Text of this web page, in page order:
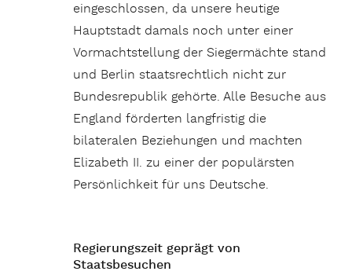
eingeschlossen, da unsere heutige
Hauptstadt damals noch unter einer
Vormachtstellung der Siegermächte stand
und Berlin staatsrechtlich nicht zur
Bundesrepublik gehörte. Alle Besuche aus
England förderten langfristig die
bilateralen Beziehungen und machten
Elizabeth II. zu einer der populärsten
Persönlichkeit für uns Deutsche.
Regierungszeit geprägt von
Staatsbesuchen